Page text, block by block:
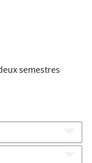
semestres